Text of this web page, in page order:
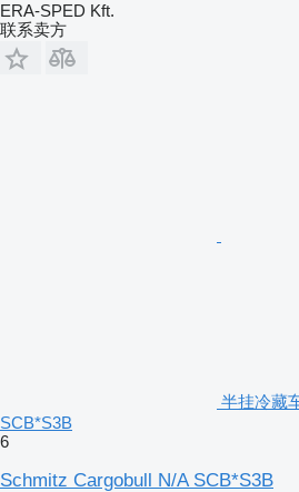
ERA-SPED Kft.
联系卖方
半挂冷藏
SCB*S3B
6
Schmitz Cargobull N/A SCB*S3B